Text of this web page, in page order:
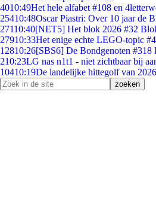
4010:49Het hele alfabet #108 en
25410:48Oscar Piastri: Over 10 jaar de
27110:40[NET5] Het blok 2026 #32
27910:33Het enige echte LEGO-topic
12810:26[SBS6] De Bondgenoten #318
210:23LG nas n1t1 - niet zichtbaar bij
10410:19De landelijke hittegolf van 2026